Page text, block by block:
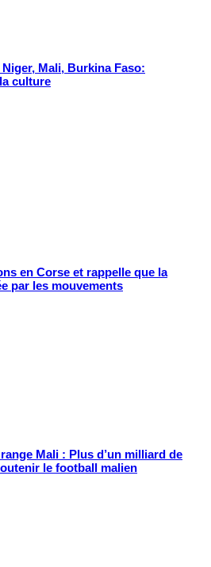
Mali, Burkina Faso:
culture
en Corse et rappelle que la
par les mouvements
Mali : Plus d’un milliard de
le football malien